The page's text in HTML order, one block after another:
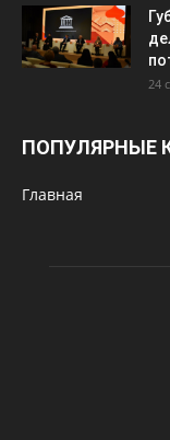
24
ПОПУЛЯРНЫЕ
Главная